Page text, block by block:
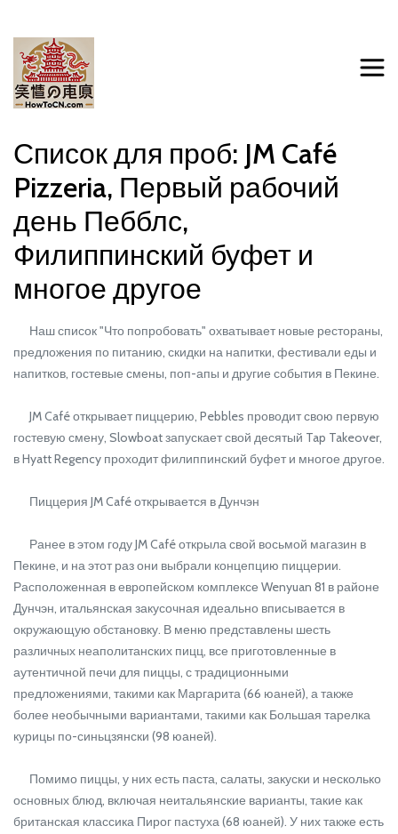
Список для проб: JM Café
Pizzeria, Первый рабочий
день Пебблс,
Филиппинский буфет и
многое другое
Наш список "Что попробовать" охватывает новые рестораны,
предложения по питанию, скидки на напитки, фестивали еды и
напитков, гостевые смены, поп-апы и другие события в Пекине.
JM Café открывает пиццерию, Pebbles проводит свою первую
гостевую смену, Slowboat запускает свой десятый Tap Takeover,
в Hyatt Regency проходит филиппинский буфет и многое другое.
Пиццерия JM Café открывается в Дунчэн
Ранее в этом году JM Café открыла свой восьмой магазин в
Пекине, и на этот раз они выбрали концепцию пиццерии.
Расположенная в европейском комплексе Wenyuan 81 в районе
Дунчэн, итальянская закусочная идеально вписывается в
окружающую обстановку. В меню представлены шесть
различных неаполитанских пицц, все приготовленные в
аутентичной печи для пиццы, с традиционными
предложениями, такими как Маргарита (66 юаней), а также
более необычными вариантами, такими как Большая тарелка
курицы по-синьцзянски (98 юаней).
Помимо пиццы, у них есть паста, салаты, закуски и несколько
основных блюд, включая неитальянские варианты, такие как
британская классика Пирог пастуха (68 юаней). У них также есть